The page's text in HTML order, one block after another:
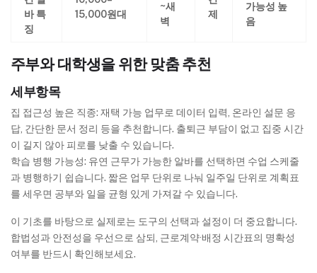
바 특
징
15,000원대
~새
벽
제
가능성 높
음
주부와 대학생을 위한 맞춤 추천
세부항목
집 접근성 높은 직종: 재택 가능 업무로 데이터 입력, 온라인 설문 응
답, 간단한 문서 정리 등을 추천합니다. 출퇴근 부담이 없고 집중 시간
이 길지 않아 피로를 낮출 수 있습니다.
학습 병행 가능성: 유연 근무가 가능한 알바를 선택하면 수업 스케줄
과 병행하기 쉽습니다. 짧은 업무 단위로 나눠 일주일 단위로 계획표
를 세우면 공부와 일을 균형 있게 가져갈 수 있습니다.
이 기초를 바탕으로 실제로는 도구의 선택과 설정이 더 중요합니다.
합법성과 안전성을 우선으로 삼되, 근로계약·배정 시간표의 명확성
여부를 반드시 확인해보세요.